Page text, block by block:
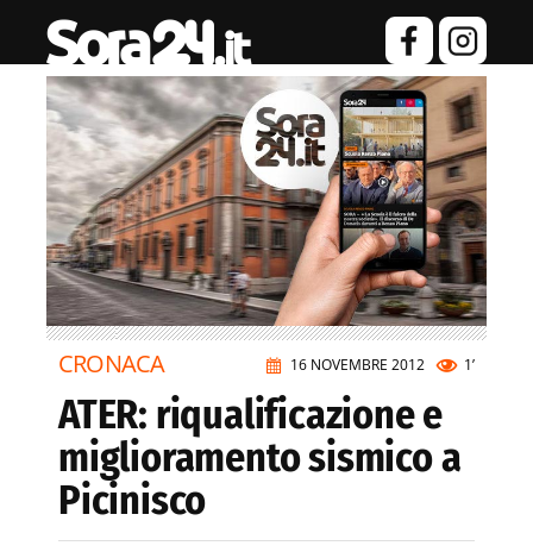
16 NOVEMBRE 2012 1’
CRONACA
ATER: riqualificazione e
miglioramento sismico a
Picinisco